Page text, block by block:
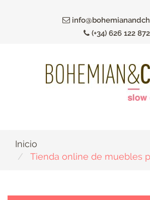
(+34) 626 122 872
Inicio
Tienda online de muebles